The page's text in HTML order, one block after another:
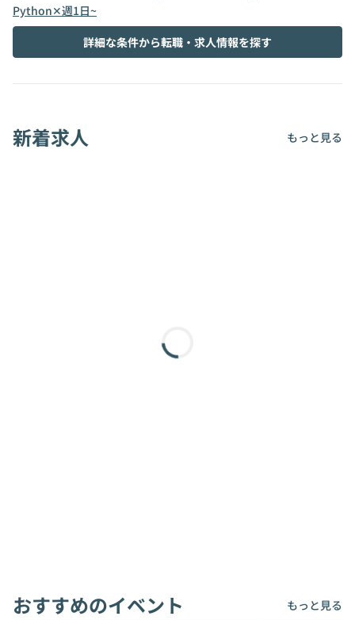
Python✕週1日~
詳細な条件から転職・求人情報を探す
新着求人 もっと見る
おすすめのイベント もっと見る